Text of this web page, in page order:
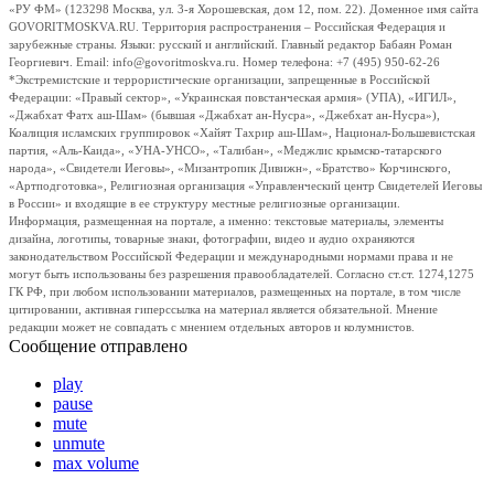
«РУ ФМ» (123298 Москва, ул. 3-я Хорошевская, дом 12, пом. 22). Доменное имя сайта
GOVORITMOSKVA.RU. Территория распространения – Российская Федерация и
зарубежные страны. Языки: русский и английский. Главный редактор Бабаян Роман
Георгиевич. Email: info@govoritmoskva.ru. Номер телефона: +7 (495) 950-62-26
*Экстремистские и террористические организации, запрещенные в Российской
Федерации: «Правый сектор», «Украинская повстанческая армия» (УПА), «ИГИЛ»,
«Джабхат Фатх аш-Шам» (бывшая «Джабхат ан-Нусра», «Джебхат ан-Нусра»),
Коалиция исламских группировок «Хайят Тахрир аш-Шам», Национал-Большевистская
партия, «Аль-Каида», «УНА-УНСО», «Талибан», «Меджлис крымско-татарского
народа», «Свидетели Иеговы», «Мизантропик Дивижн», «Братство» Корчинского,
«Артподготовка», Религиозная организация «Управленческий центр Свидетелей Иеговы
в России» и входящие в ее структуру местные религиозные организации.
Информация, размещенная на портале, а именно: текстовые материалы, элементы
дизайна, логотипы, товарные знаки, фотографии, видео и аудио охраняются
законодательством Российской Федерации и международными нормами права и не
могут быть использованы без разрешения правообладателей. Согласно ст.ст. 1274,1275
ГК РФ, при любом использовании материалов, размещенных на портале, в том числе
цитировании, активная гиперссылка на материал является обязательной. Мнение
редакции может не совпадать с мнением отдельных авторов и колумнистов.
Сообщение отправлено
play
pause
mute
unmute
max volume